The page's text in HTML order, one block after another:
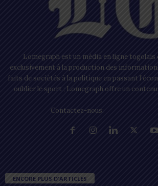
Lomegraph est un média en ligne togolais
exclusivement à la production des
faits de sociétés à la politique en passant
oublier le sport ; Lomegraph offre un
Contactez-nous:
ENCORE PLUS D'ARTICLES